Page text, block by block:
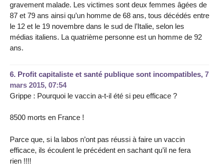
gravement malade. Les victimes sont deux femmes âgées de
87 et 79 ans ainsi qu’un homme de 68 ans, tous décédés entre
le 12 et le 19 novembre dans le sud de l’Italie, selon les
médias italiens. La quatrième personne est un homme de 92
ans.
6. Profit capitaliste et santé publique sont incompatibles, 7
mars 2015, 07:54
Grippe : Pourquoi le vaccin a-t-il été si peu efficace ?
8500 morts en France !
Parce que, si la labos n’ont pas réussi à faire un vaccin
efficace, ils écoulent le précédent en sachant qu’il ne fera
rien !!!!